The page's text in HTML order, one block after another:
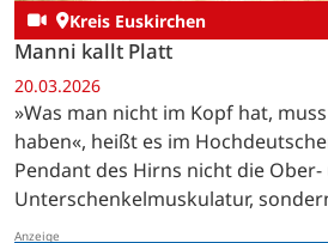
Kreis Euskirchen
Manni kallt Platt
20.03.2026
»Was man nicht im Kopf hat,
haben«, heißt es im
Pendant des Hirns nicht die Ober-
Unterschenkelmuskulatur,
lateinisch »Musculus biceps